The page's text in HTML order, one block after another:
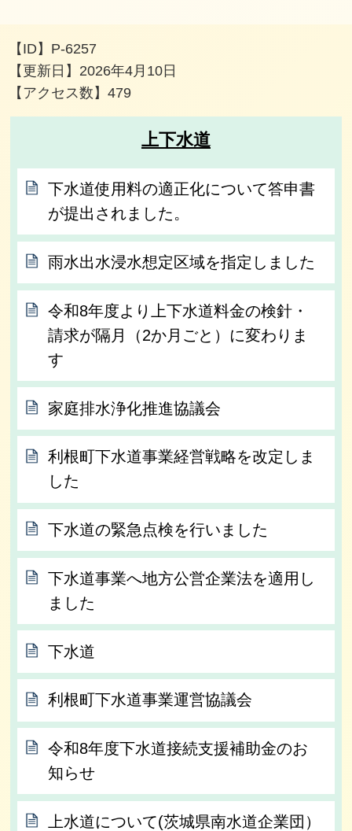
【ID】 P-6257
【更新日】 2026年4月10日
【アクセス数】479
上下水道
下水道使用料の適正化について答申書
が提出されました。
雨水出水浸水想定区域を指定しました
令和8年度より上下水道料金の検針・
請求が隔月（2か月ごと）に変わりま
す
家庭排水浄化推進協議会
利根町下水道事業経営戦略を改定しま
した
下水道の緊急点検を行いました
下水道事業へ地方公営企業法を適用し
ました
下水道
利根町下水道事業運営協議会
令和8年度下水道接続支援補助金のお
知らせ
上水道について(茨城県南水道企業団）